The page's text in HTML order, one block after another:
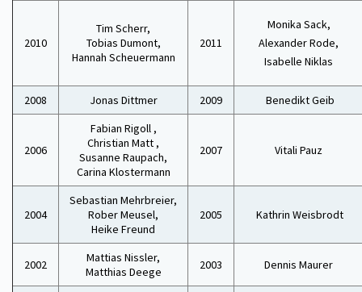
2010
Tim Scherr,
Tobias Dumont,
Hannah Scheuermann
2011
Monika Sack,
Alexander Rode,
Isabelle Niklas
2008 Jonas Dittmer 2009 Benedikt Geib
2006
Fabian Rigoll ,
Christian Matt ,
Susanne Raupach,
Carina Klostermann
2007 Vitali Pauz
2004
Sebastian Mehrbreier,
Rober Meusel,
Heike Freund
2005 Kathrin Weisbrodt
2002
Mattias Nissler,
Matthias Deege
2003 Dennis Maurer